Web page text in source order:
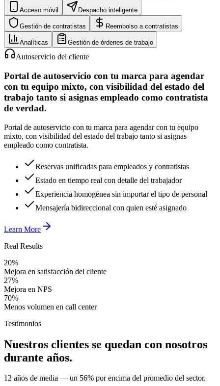
Acceso móvil Despacho inteligente
Gestión de contratistas Reembolso a contratistas
Analíticas Gestión de órdenes de trabajo
Autoservicio del cliente
Portal de autoservicio con tu marca para agendar
con tu equipo mixto, con visibilidad del estado del
trabajo tanto si asignas empleado como contratista
de verdad.
Portal de autoservicio con tu marca para agendar con tu equipo
mixto, con visibilidad del estado del trabajo tanto si asignas
empleado como contratista.
Reservas unificadas para empleados y contratistas
Estado en tiempo real con detalle del trabajador
Experiencia homogénea sin importar el tipo de personal
Mensajería bidireccional con quien esté asignado
Learn More
Real Results
20%
Mejora en satisfacción del cliente
27%
Mejora en NPS
70%
Menos volumen en call center
Testimonios
Nuestros clientes se quedan con nosotros
durante años.
12 años de media — un 56% por encima del promedio del sector.